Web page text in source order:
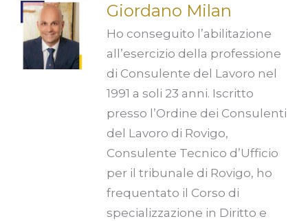
Giordano Milan
Ho conseguito l’abilitazione
all’esercizio della professione
di Consulente del Lavoro nel
1991 a soli 23 anni. Iscritto
presso l’Ordine dei Consulenti
del Lavoro di Rovigo,
Consulente Tecnico d’Ufficio
per il tribunale di Rovigo, ho
frequentato il Corso di
specializzazione in Diritto e